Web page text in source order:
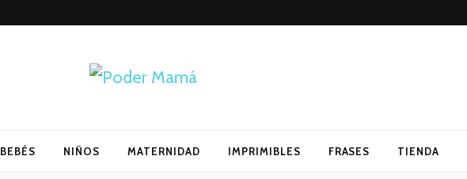
BEBÉS NIÑOS MATERNIDAD IMPRIMIBLES FRASES TIENDA